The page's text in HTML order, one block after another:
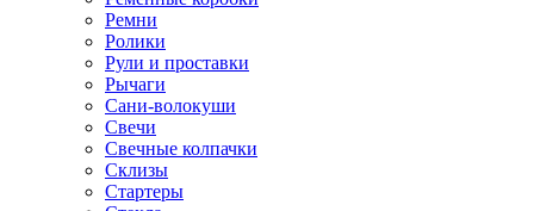
Ремни
Ролики
Рули и проставки
Рычаги
Сани-волокуши
Свечи
Свечные колпачки
Склизы
Стартеры